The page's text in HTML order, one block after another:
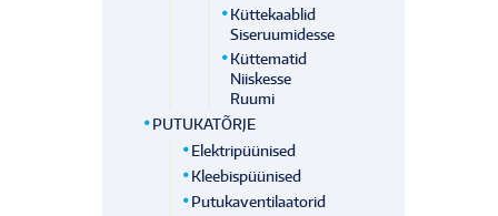
Küttekaablid
Siseruumidesse
Küttematid
Niiskesse
Ruumi
PUTUKATÕRJE
Elektripüünised
Kleebispüünised
Putukaventilaatorid